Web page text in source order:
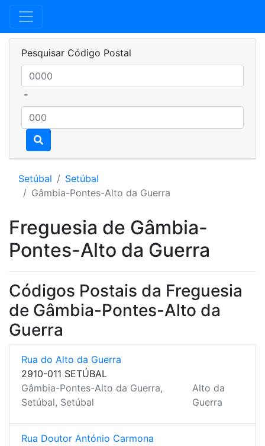
Pesquisar Código Postal
-
Setúbal
Setúbal
Gâmbia-Pontes-Alto da Guerra
Freguesia de Gâmbia-
Pontes-Alto da Guerra
Códigos Postais da Freguesia
de Gâmbia-Pontes-Alto da
Guerra
Rua do Alto da Guerra
2910-011 SETÚBAL
Gâmbia-Pontes-Alto da Guerra,
Setúbal, Setúbal
Alto da
Guerra
Rua Doutor António Carmona